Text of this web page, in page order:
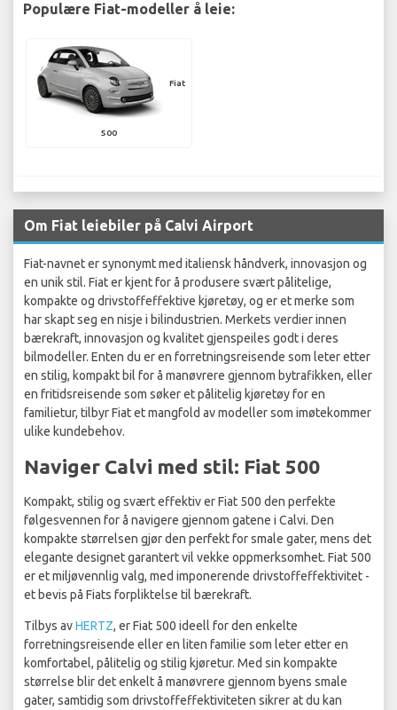
Populære Fiat-modeller å leie:
Fiat
500
Om Fiat leiebiler på Calvi Airport
Fiat-navnet er synonymt med italiensk håndverk, innovasjon og
en unik stil. Fiat er kjent for å produsere svært pålitelige,
kompakte og drivstoffeffektive kjøretøy, og er et merke som
har skapt seg en nisje i bilindustrien. Merkets verdier innen
bærekraft, innovasjon og kvalitet gjenspeiles godt i deres
bilmodeller. Enten du er en forretningsreisende som leter etter
en stilig, kompakt bil for å manøvrere gjennom bytrafikken, eller
en fritidsreisende som søker et pålitelig kjøretøy for en
familietur, tilbyr Fiat et mangfold av modeller som imøtekommer
ulike kundebehov.
Naviger Calvi med stil: Fiat 500
Kompakt, stilig og svært effektiv er Fiat 500 den perfekte
følgesvennen for å navigere gjennom gatene i Calvi. Den
kompakte størrelsen gjør den perfekt for smale gater, mens det
elegante designet garantert vil vekke oppmerksomhet. Fiat 500
er et miljøvennlig valg, med imponerende drivstoffeffektivitet -
et bevis på Fiats forpliktelse til bærekraft.
Tilbys avHERTZ, er Fiat 500 ideell for den enkelte
forretningsreisende eller en liten familie som leter etter en
komfortabel, pålitelig og stilig kjøretur. Med sin kompakte
størrelse blir det enkelt å manøvrere gjennom byens smale
gater, samtidig som drivstoffeffektiviteten sikrer at du kan